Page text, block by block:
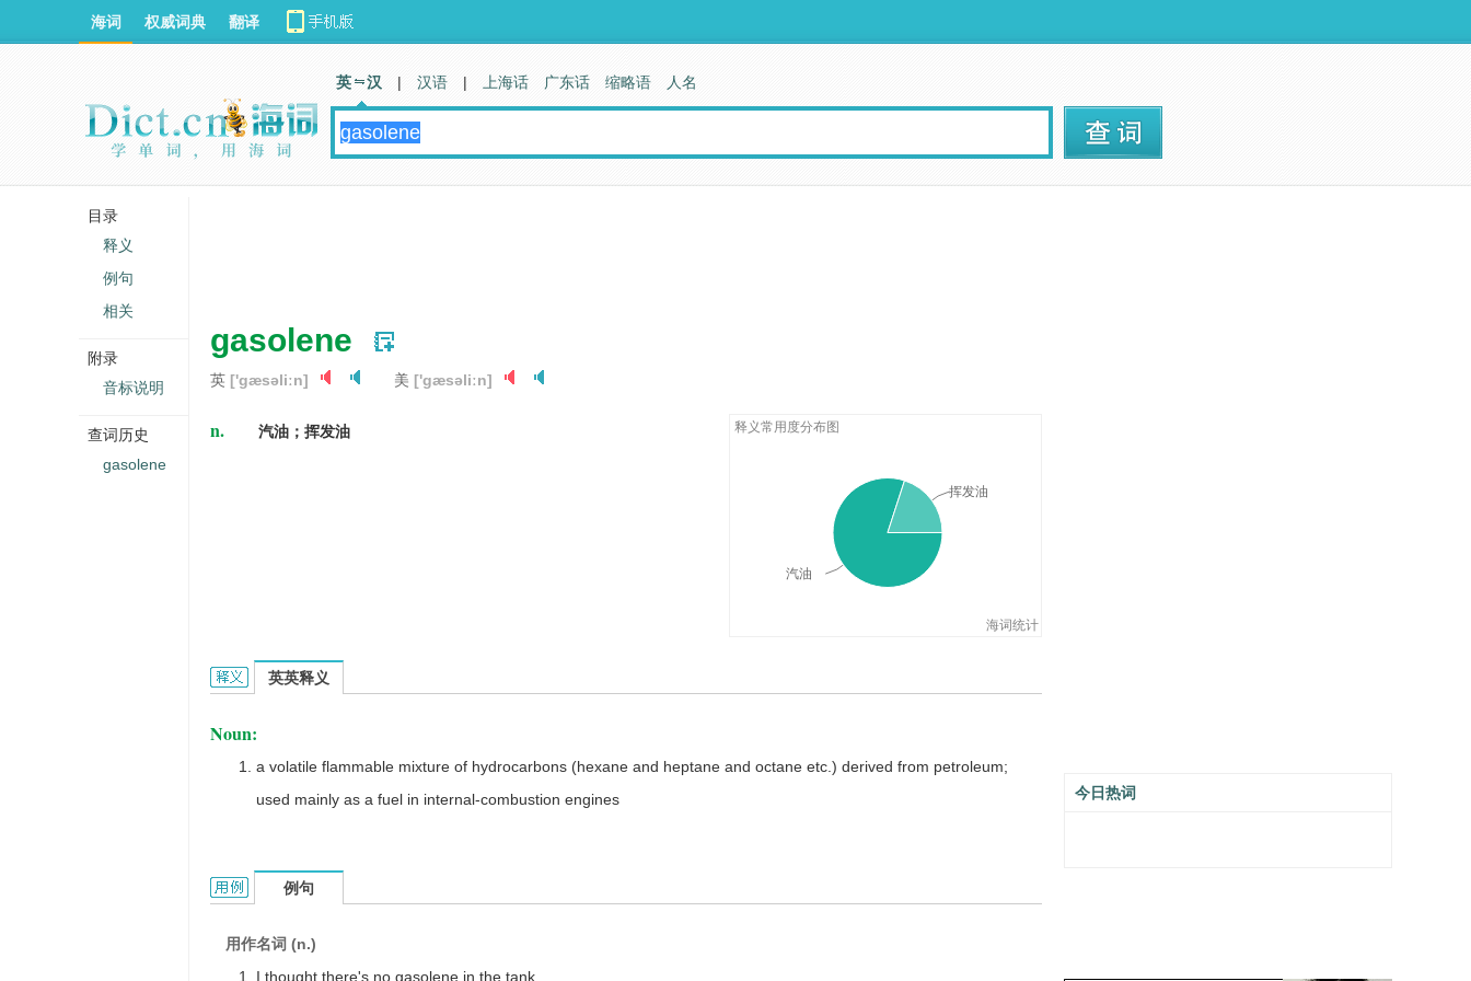
gasolene
英 ['gæsəliːn] 美 ['gæsəliːn]
n. 汽油；挥发油 释义常用度分布图
海词统计
汽油
挥发油
gasolene的英文翻译是什么意思，词典释义与在线翻译：
英英释义
Noun:
a volatile flammable mixture of hydrocarbons (hexane and heptane and octane etc.) derived from petroleum;
used mainly as a fuel in internal-combustion engines
gasolene的用法和样例：
例句
用作名词 (n.)
I thought there's no gasolene in the tank.
今日热词
海词 权威词典 翻译
英 汉 | 汉语 | 上海话 广东话 缩略语 人名
目录
释义
例句
相关
附录
音标说明
查词历史
gasolene